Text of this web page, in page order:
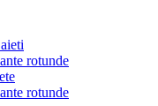
rotunde
rotunde